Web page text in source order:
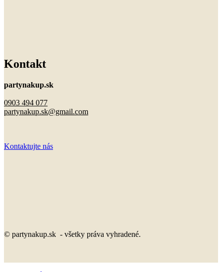
Kontakt
partynakup.sk
0903 494 077
partynakup.sk@gmail.com
Kontaktujte nás
© partynakup.sk - všetky práva vyhradené.